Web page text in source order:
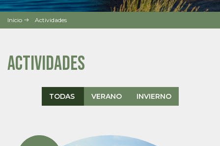
Inicio Actividades
Actividades
TODAS VERANO INVIERNO